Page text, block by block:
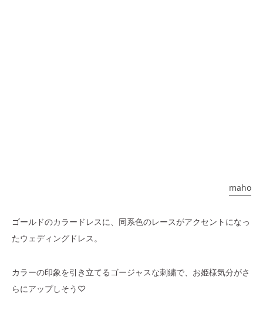
maho
ゴールドのカラードレスに、同系色のレースがアクセントになっ
たウェディングドレス。
カラーの印象を引き立てるゴージャスな刺繍で、お姫様気分がさ
らにアップしそう♡